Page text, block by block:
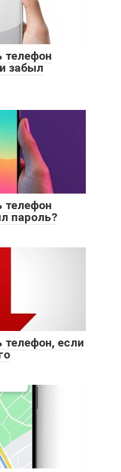
телефон
забыл
телефон
пароль?
телефон, если